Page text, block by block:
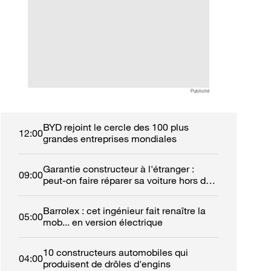
Publicité
12:00BYD rejoint le cercle des 100 plus
grandes entreprises mondiales
09:00Garantie constructeur à l'étranger :
peut-on faire réparer sa voiture hors de
05:00Barrolex : cet ingénieur fait renaître la
mob... en version électrique
04:0010 constructeurs automobiles qui
produisent de drôles d'engins